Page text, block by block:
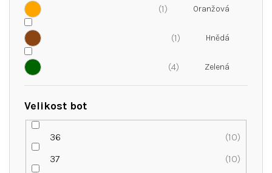
1
1
4
Velikost bot
36
10
37
10